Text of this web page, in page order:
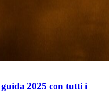
2025 con tutti i